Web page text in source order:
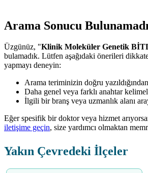
Arama Sonucu Bulunamadı
Üzgünüz, "Klinik Moleküler Genetik
bulamadık. Lütfen aşağıdaki önerileri
yapmayı deneyin:
Arama teriminizin doğru
Daha genel veya farklı anahtar
İlgili bir branş veya uzmanlık alanı
Eğer spesifik bir doktor veya hizmet
iletişime geçin, size yardımcı olmaktan
Yakın Çevredeki İlçeler